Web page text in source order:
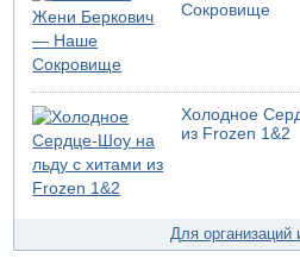
США не будут давить на Израиль
06.08.2026 11:41
Трое подростков ограбили
Взрыв в Северном Тель-Авиве
06.08.2026 08:11
Украинская атака на российский
Израиль провел испытания
обороны "Хец"
Сокровище
Холодное
из Frozen 1&2
Для организаций